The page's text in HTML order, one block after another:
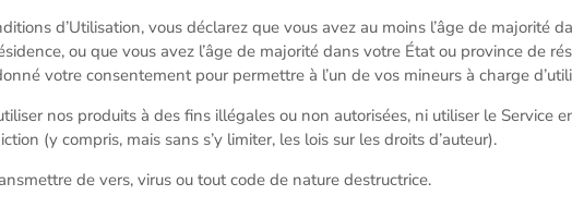
d’Utilisation, vous déclarez que vous avez au moins l’âge de majorité
ou que vous avez l’âge de majorité dans votre État ou province de
votre consentement pour permettre à l’un de vos mineurs à charge
nos produits à des fins illégales ou non autorisées, ni utiliser le Service
(y compris, mais sans s’y limiter, les lois sur les droits d’auteur).
de vers, virus ou tout code de nature destructrice.